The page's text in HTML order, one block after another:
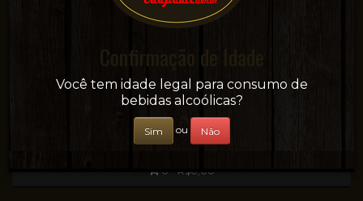
Sua conveniência e adega on-line!
0 - R$0,00
Confirmação de Idade
Você tem idade legal para consumo de
bebidas alcoólicas?
Sim ou Não